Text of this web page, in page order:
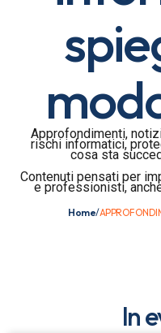
Approfondimenti,
rischi informatici,
cosa sta
Contenuti pensati per
e professionisti,
Home/
In